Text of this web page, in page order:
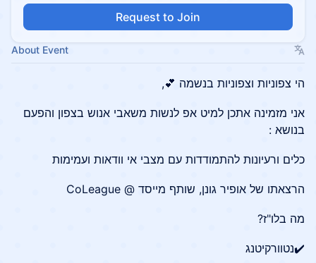
Request to Join
About Event
הי צפוניות וצפוניות בנשמה 💕,
אני מזמינה אתכן למיט אפ לנשות משאבי אנוש בצפון והפעם
בנושא :
כלים ורעיונות להתמודדות עם מצבי אי וודאות ועמימות
הרצאתו של אופיר גונן, שותף מייסד @ CoLeague
מה בלו"ז?
✔️נטוורקיטנג